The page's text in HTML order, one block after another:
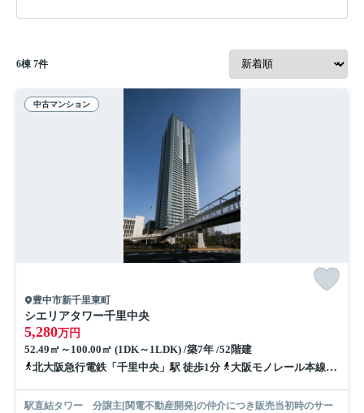
6棟 7件
中古マンション
豊中市新千里東町
シエリアタワー千里中央
5,280万円
52.49㎡～100.00㎡ (1DK～1LDK) /築7年 /52階建
北大阪急行電鉄「千里中央」駅 徒歩1分
大阪モノレール本線「千里中央」駅 徒歩3分
駅直結タワー 分譲主[関電不動産開発]の仲介につき販売当初時のサー